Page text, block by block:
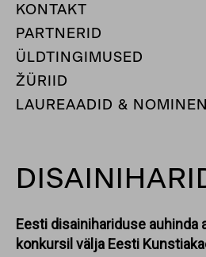
KONTAKT
PARTNERID
ÜLDTINGIMUSED
ŽÜRIID
LAUREAADID &
Eesti disainihariduse auhinda
konkursil välja Eesti